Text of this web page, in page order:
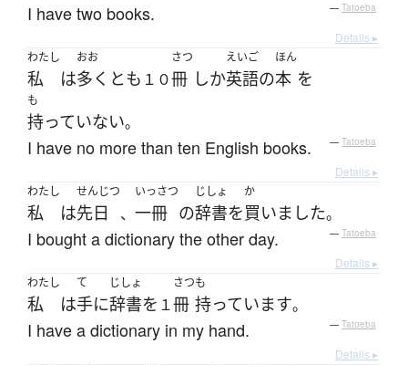
I have two books. — Tatoeba
Details ▸
わたし
私 は
おお
多くとも １０
さつ
冊 しか
えいご
英語の
ほん
本 を
も
持っていない。
I have no more than ten English books. — Tatoeba
Details ▸
わたし
私 は
せんじつ
先日 、
いっさつ
一冊 の
じしょ
辞書を
か
買いました。
I bought a dictionary the other day. — Tatoeba
Details ▸
わたし
私 は
て
手に
じしょ
辞書を １
さつ
冊
も
持っています。
I have a dictionary in my hand. — Tatoeba
Details ▸